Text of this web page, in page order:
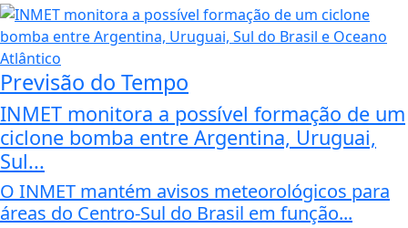
Previsão do Tempo
INMET monitora a possível formação de um
ciclone bomba entre Argentina, Uruguai,
Sul...
O INMET mantém avisos meteorológicos para
áreas do Centro-Sul do Brasil em função...